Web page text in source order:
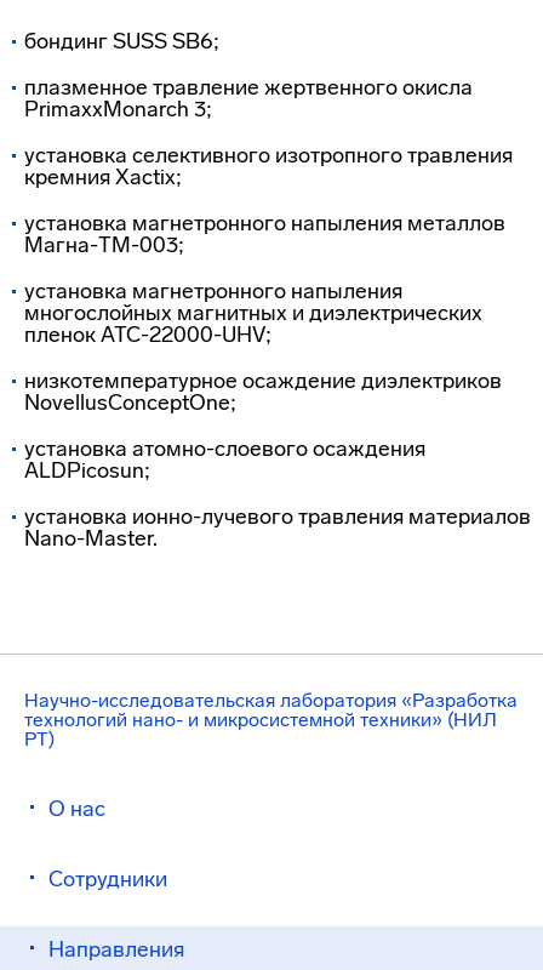
Научно-исследовательская лаборатория «Разработка
технологий нано- и микросистемной техники» (НИЛ
РТ)
О нас
Сотрудники
Направления
бoндинг SUSS SB6;
плазменное травление жертвенного окисла
PrimaxxMonarch 3;
установка селективного изотропного травления
кремния Xactix;
установка магнетронного напыления металлов
Магна-ТМ-003;
установка магнетронного напыления
многослойных магнитных и диэлектрических
пленок ATC-22000-UHV;
низкотемпературное осаждение диэлектриков
NovellusConceptOne;
установка атомно-слоевогоосаждения
ALDPicosun;
установка ионно-лучевоготравления материалов
Nano-Master.